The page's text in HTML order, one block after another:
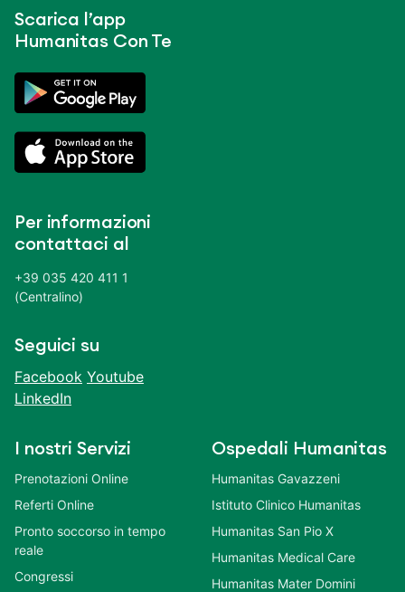
Scarica l’app
Humanitas Con Te
Per informazioni
contattaci al
+39 035 420 411 1
(Centralino)
Seguici su
Facebook Youtube
LinkedIn
I nostri Servizi
Prenotazioni Online
Referti Online
Pronto soccorso in tempo
reale
Congressi
Ospedali Humanitas
Humanitas Gavazzeni
Istituto Clinico Humanitas
Humanitas San Pio X
Humanitas Medical Care
Humanitas Mater Domini